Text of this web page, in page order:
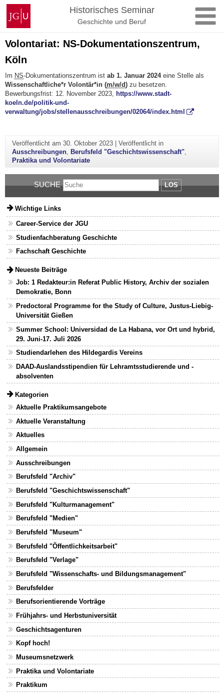
Zum
Inhalt
springen
Johannes
Gutenberg-
Universität
Mainz
Historisches Seminar
Geschichte und Beruf
Volontariat: NS-Dokumentationszentrum,
Köln
Im NS-Dokumentationszentrum ist ab 1. Januar 2024eine Stelle als
Wissenschaftliche*r Volontär*in (m/w/d) zu besetzen.
Bewerbungsfrist: 12. November 2023, https://www.stadt-
koeln.de/politik-und-
verwaltung/jobs/stellenausschreibungen/02064/index.html
Veröffentlicht am 30. Oktober 2023| Veröffentlicht in
Ausschreibungen, Berufsfeld "Geschichtswissenschaft",
Praktika und Volontariate
SUCHE LOS
Wichtige Links
Career-Service der JGU
Studienfachberatung Geschichte
Fachschaft Geschichte
Neueste Beiträge
Job: 1 Redakteur:in Referat Public History, Archiv der sozialen
Demokratie, Bonn
Predoctoral Programme for the Study of Culture, Justus-Liebig-
Universität Gießen
Summer School: Universidad de La Habana, vor Ort und hybrid,
29. Juni-17. Juli 2026
Studiendarlehen des Hildegardis Vereins
DAAD-Auslandsstipendien für Lehramtsstudierende und -
absolventen
Kategorien
Aktuelle Praktikumsangebote
Aktuelle Veranstaltung
Aktuelles
Allgemein
Ausschreibungen
Berufsfeld "Archiv"
Berufsfeld "Geschichtswissenschaft"
Berufsfeld "Kulturmanagement"
Berufsfeld "Medien"
Berufsfeld "Museum"
Berufsfeld "Öffentlichkeitsarbeit"
Berufsfeld "Verlage"
Berufsfeld "Wissenschafts- und Bildungsmanagement"
Berufsfelder
Berufsorientierende Vorträge
Frühjahrs- und Herbstuniversität
Geschichtsagenturen
Kopf hoch!
Museumsnetzwerk
Praktika und Volontariate
Praktikum